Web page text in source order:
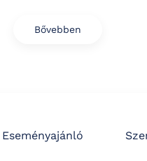
Bővebben
Eseményajánló